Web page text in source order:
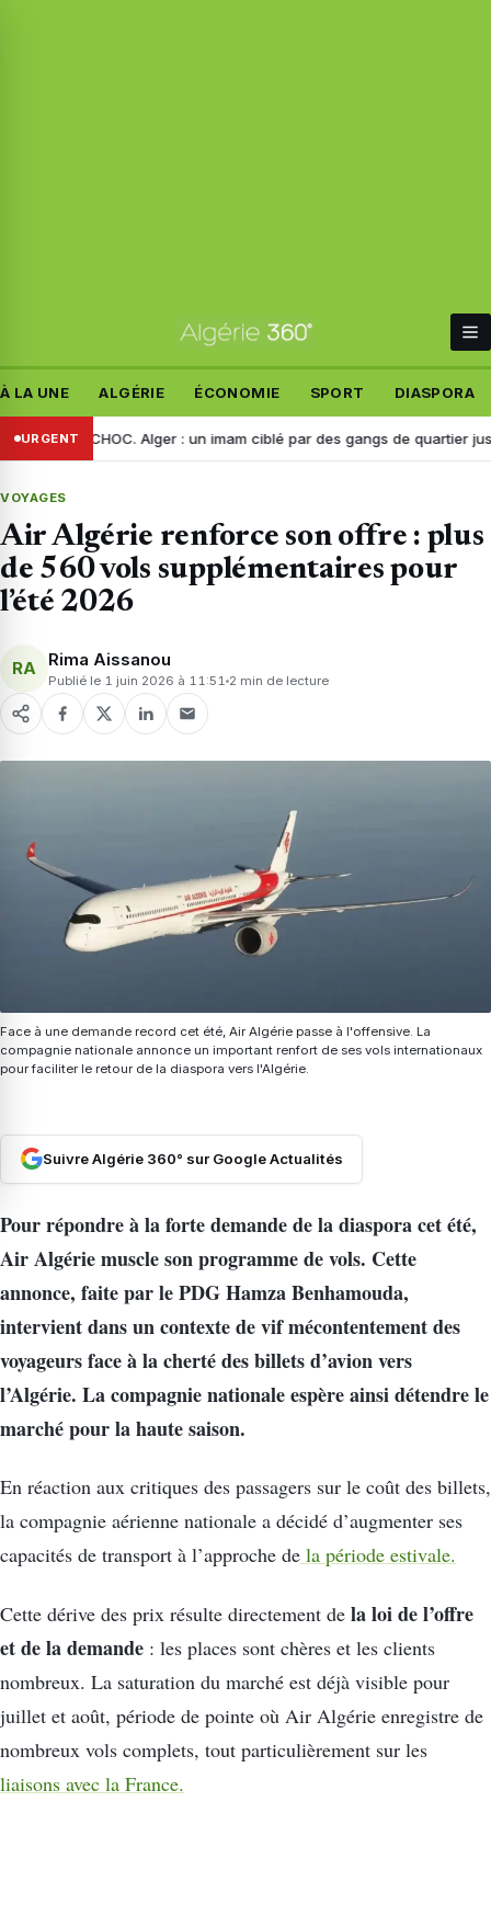
À LA UNE ALGÉRIE ÉCONOMIE SPORT DIASPORA
URGENT
CHOC. Alger : un imam ciblé par des gangs de quartier juste
VOYAGES
Air Algérie renforce son offre : plus
de 560 vols supplémentaires pour
l’été 2026
RA Rima Aissanou
Publié le 1 juin 2026 à 11:51 2 min de lecture
Face à une demande record cet été, Air Algérie passe à l'offensive. La
compagnie nationale annonce un important renfort de ses vols internationaux
pour faciliter le retour de la diaspora vers l'Algérie.
Suivre Algérie 360° sur Google Actualités
Pour répondre à la forte demande de la diaspora cet été,
Air Algérie muscle son programme de vols. Cette
annonce, faite par le PDG Hamza Benhamouda,
intervient dans un contexte de vif mécontentement des
voyageurs face à la cherté des billets d’avion vers
l’Algérie. La compagnie nationale espère ainsi détendre le
marché pour la haute saison.
En réaction aux critiques des passagers sur le coût des billets,
la compagnie aérienne nationale a décidé d’augmenter ses
capacités de transport à l’approche de la période estivale.
Cette dérive des prix résulte directement de la loi de l’offre
et de la demande : les places sont chères et les clients
nombreux. La saturation du marché est déjà visible pour
juillet et août, période de pointe où Air Algérie enregistre de
nombreux vols complets, tout particulièrement sur les
liaisons avec la France.